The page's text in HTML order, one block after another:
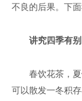
不良的后果。下
讲究四季有别
春饮花茶，夏
可以散发一冬积